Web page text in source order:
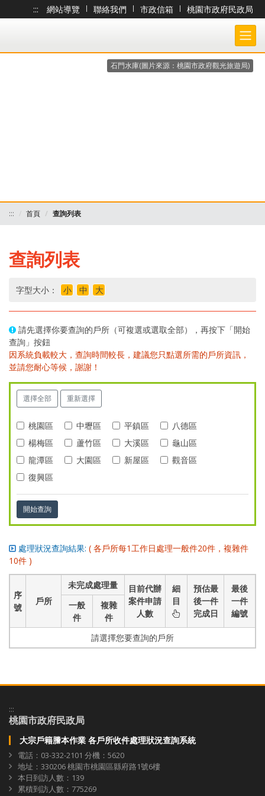
跳到主要內容
::: 網站導覽 | 聯絡我們 | 市政信箱 |
桃園市政府民政局
桃園市政府民政局-大宗戶籍謄本作業 各戶所收件處理狀況查詢系統
石門水庫(圖片來源：桃園市政府觀光旅遊局)
::: 首頁 查詢列表
查詢列表
字型大小： 小 中 大
請先選擇你要查詢的戶所（可複選或選取全部），再按下「開始
查詢」按鈕
因系統負載較大，查詢時間較長，建議您只點選所需的戶所資訊，
並請您耐心等候，謝謝！
選擇全部 重新選擇
桃園區 中壢區 平鎮區
八德區
楊梅區
蘆竹區 大溪區
龜山區
龍潭區
大園區 新屋區
觀音區
復興區
開始查詢
處理狀況查詢結果: ( 各戶所每1工作日處理一般件20件，複雜件
10件 )
序
號
戶所
未完成處理量
目前代辦
案件申請
人數
細
目
預估最
後一件
完成日
最後
一件
編號
一般
件
複雜
件
請選擇您要查詢的戶所
:::
桃園市政府民政局
大宗戶籍謄本作業 各戶所收件處理狀況查詢系統
電話：03-332-2101 分機：5620
地址：330206 桃園市桃園區縣府路1號6樓
本日到訪人數：139
累積到訪人數：775269